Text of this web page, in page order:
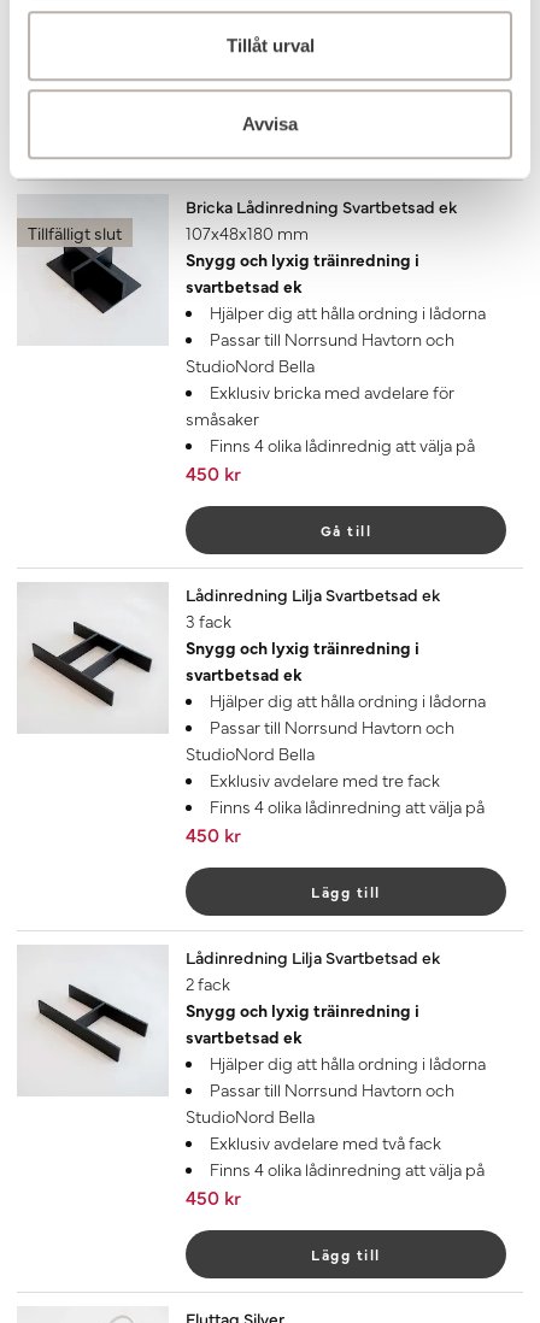
Tillåt urval
Avvisa
Finns 4 olika lådinrednig att välja på
550 kr
Tillfälligt slut
Bricka Lådinredning Svartbetsad ek
107x48x180 mm
Snygg och lyxig träinredning i
svartbetsad ek
Hjälper dig att hålla ordning i lådorna
Passar till Norrsund Havtorn och
StudioNord Bella
Exklusiv bricka med avdelare för
småsaker
Finns 4 olika lådinrednig att välja på
450 kr
Gå till
Lådinredning Lilja Svartbetsad ek
3 fack
Snygg och lyxig träinredning i
svartbetsad ek
Hjälper dig att hålla ordning i lådorna
Passar till Norrsund Havtorn och
StudioNord Bella
Exklusiv avdelare med tre fack
Finns 4 olika lådinredning att välja på
450 kr
Lägg till
Lådinredning Lilja Svartbetsad ek
2 fack
Snygg och lyxig träinredning i
svartbetsad ek
Hjälper dig att hålla ordning i lådorna
Passar till Norrsund Havtorn och
StudioNord Bella
Exklusiv avdelare med två fack
Finns 4 olika lådinredning att välja på
450 kr
Lägg till